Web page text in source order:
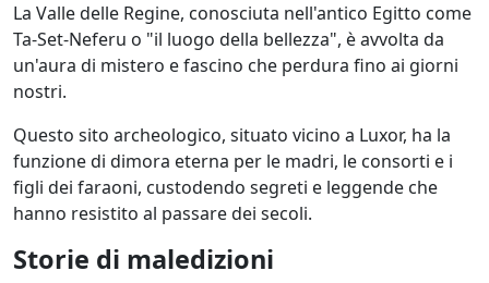
La Valle delle Regine, conosciuta nell'antico Egitto come
Ta-Set-Neferu o "il luogo della bellezza", è avvolta da
un'aura di mistero e fascino che perdura fino ai giorni
nostri.
Questo sito archeologico, situato vicino a Luxor, ha la
funzione di dimora eterna per le madri, le consorti e i
figli dei faraoni, custodendo segreti e leggende che
hanno resistito al passare dei secoli.
Storie di maledizioni